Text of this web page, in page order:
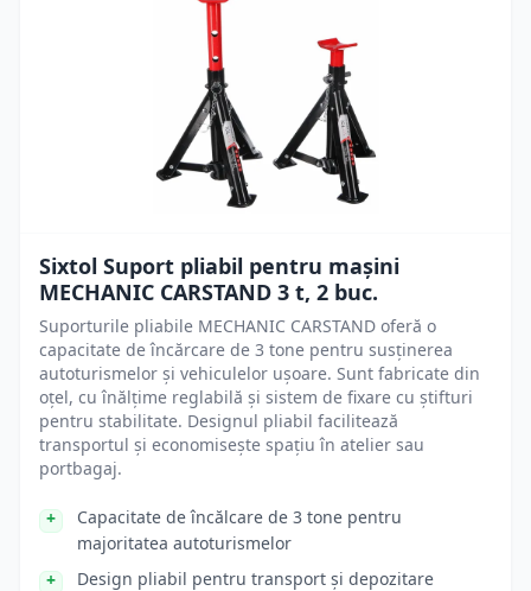
Sixtol Suport pliabil pentru mașini
MECHANIC CARSTAND 3 t, 2 buc.
Suporturile pliabile MECHANIC CARSTAND oferă o
capacitate de încărcare de 3 tone pentru susținerea
autoturismelor și vehiculelor ușoare. Sunt fabricate din
oțel, cu înălțime reglabilă și sistem de fixare cu știfturi
pentru stabilitate. Designul pliabil facilitează
transportul și economisește spațiu în atelier sau
portbagaj.
Capacitate de încălcare de 3 tone pentru
majoritatea autoturismelor
Design pliabil pentru transport și depozitare